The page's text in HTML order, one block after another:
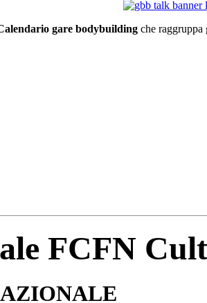
gare bodybuildingche raggruppa
FCFN